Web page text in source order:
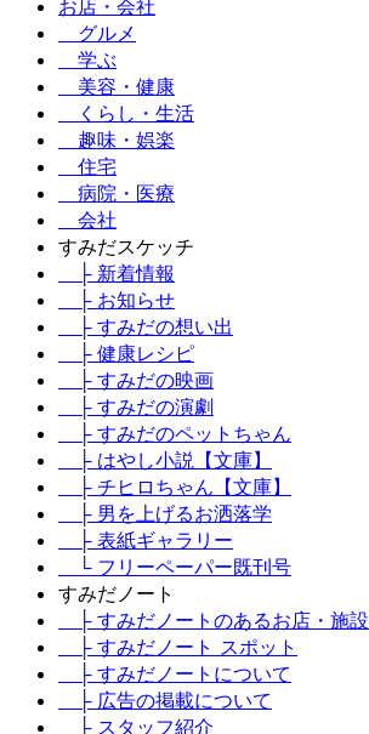
お店・会社
グルメ
学ぶ
美容・健康
くらし・生活
趣味・娯楽
住宅
病院・医療
会社
すみだスケッチ
├ 新着情報
├ お知らせ
├ すみだの想い出
├ 健康レシピ
├ すみだの映画
├ すみだの演劇
├ すみだのペットちゃん
├ はやし小説【文庫】
├ チヒロちゃん【文庫】
├ 男を上げるお洒落学
├ 表紙ギャラリー
└ フリーペーパー既刊号
すみだノート
├ すみだノートのあるお店・施設
├ すみだノート スポット
├ すみだノートについて
├ 広告の掲載について
├ スタッフ紹介